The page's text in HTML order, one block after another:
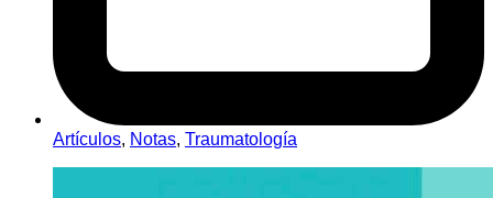
Artículos, Notas, Traumatología